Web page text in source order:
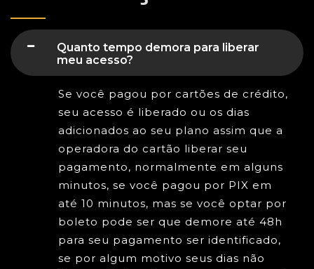
Quanto tempo demora para liberar
meu acesso?
Se você pagou por cartões de crédito,
seu acesso é liberado ou os dias
adicionados ao seu plano assim que a
operadora do cartão liberar seu
pagamento, normalmente em alguns
minutos, se você pagou por PIX em
até 10 minutos, mas se você optar por
boleto pode ser que demore até 48h
para seu pagamento ser identificado,
se por algum motivo seus dias não